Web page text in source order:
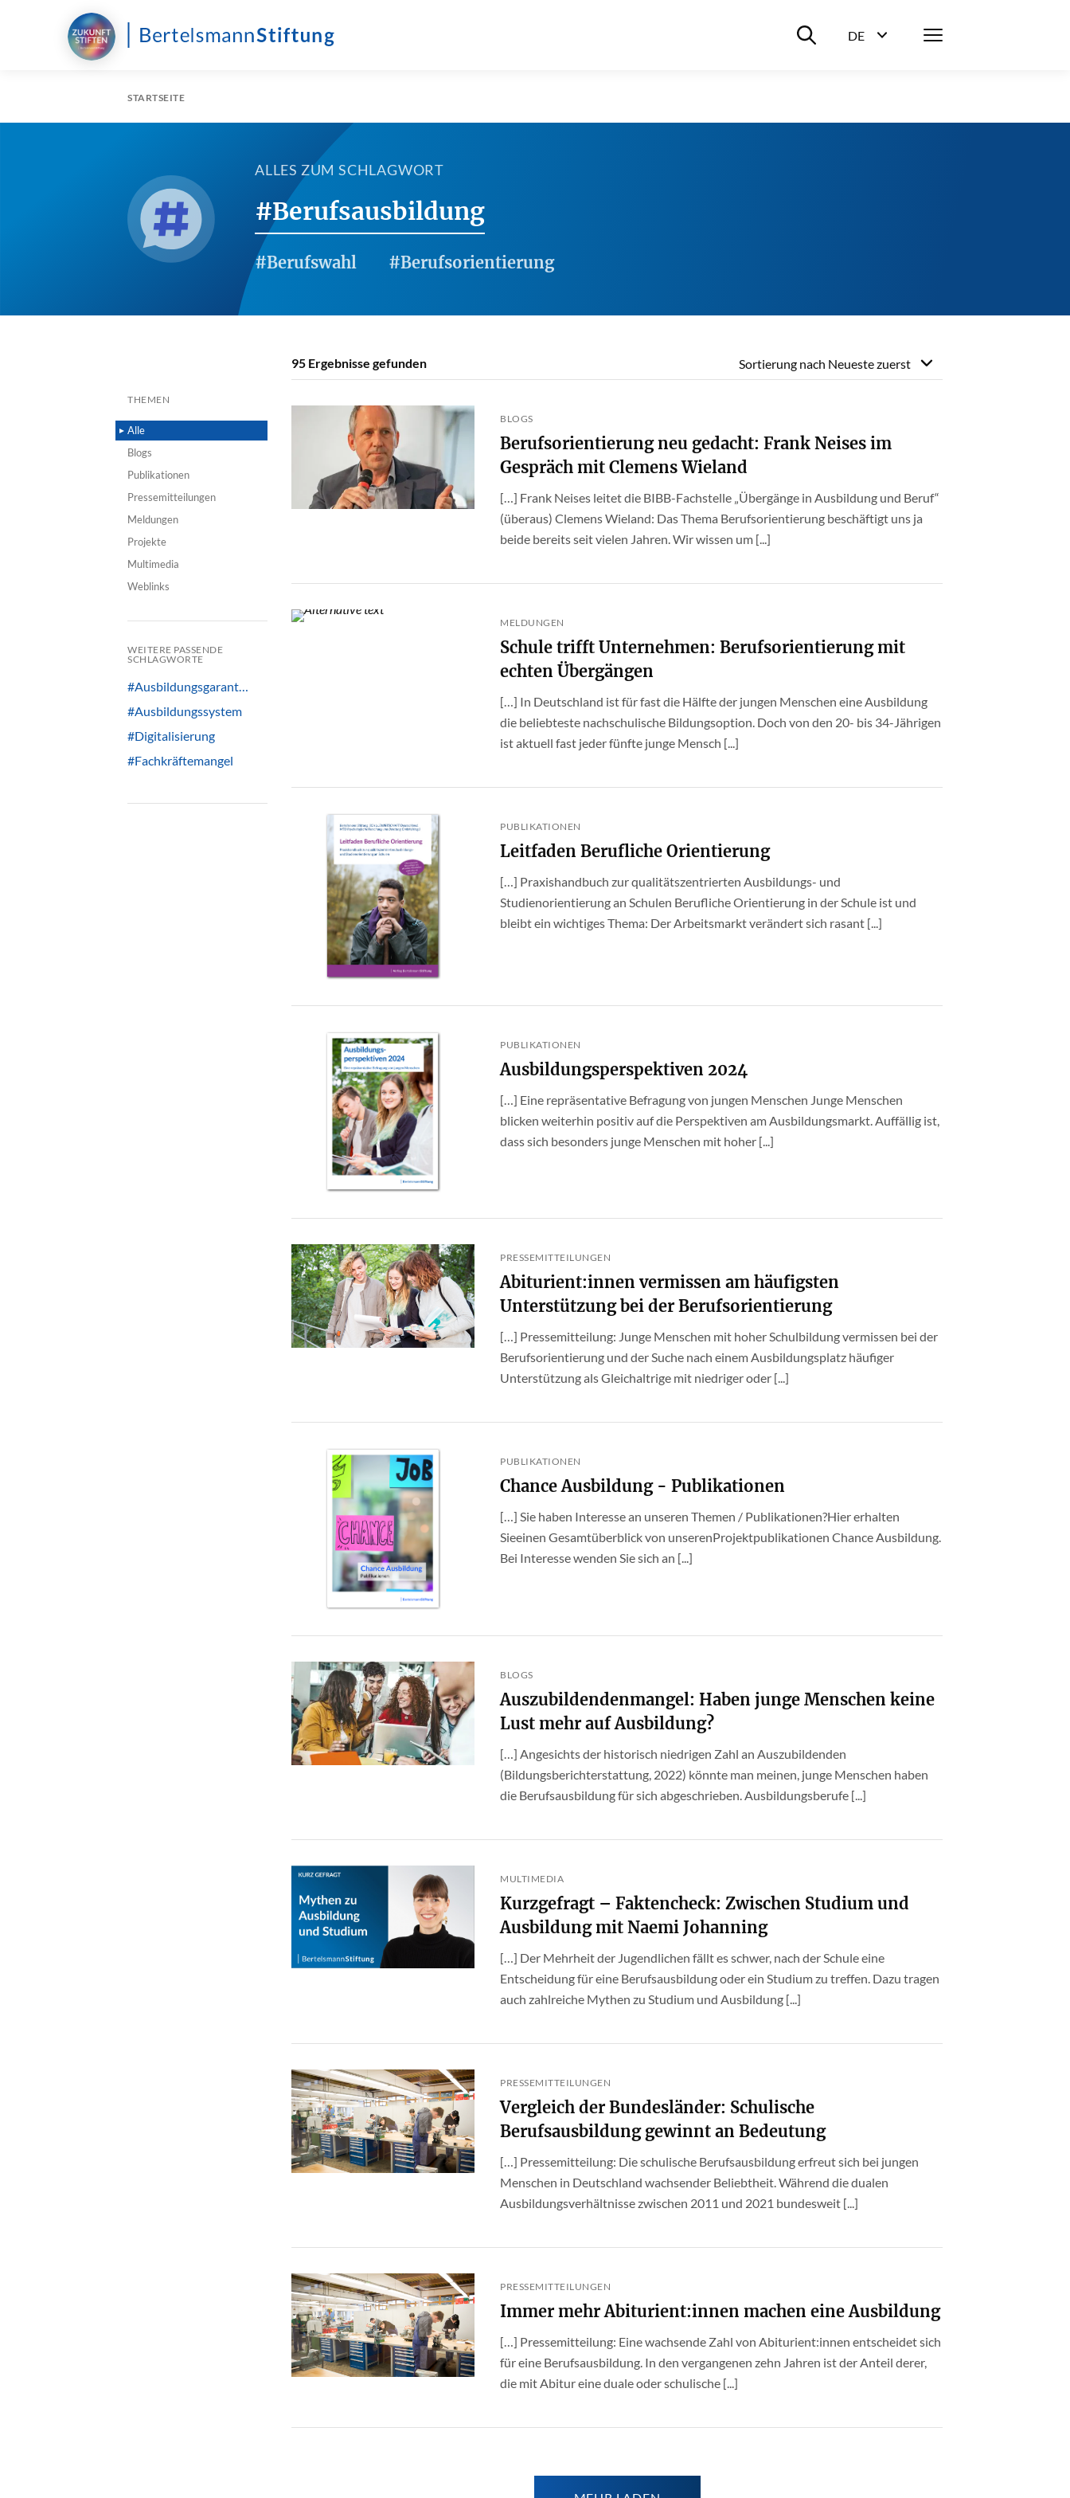
Suche ein-/ausblenden
DE
Menü
STARTSEITE
ALLES ZUM SCHLAGWORT
#Berufsausbildung
#Berufswahl #Berufsorientierung
THEMEN
Alle
Blogs
Publikationen
Pressemitteilungen
Meldungen
Projekte
Multimedia
Weblinks
WEITERE PASSENDE
SCHLAGWORTE
#Ausbildungsgarant…
#Ausbildungssystem
#Digitalisierung
#Fachkräftemangel
95 Ergebnisse gefunden Sortierung nach Neueste zuerst
BLOGS
Berufsorientierung neu gedacht: Frank Neises im
Gespräch mit Clemens Wieland
[…] Frank Neises leitet die BIBB-Fachstelle „Übergänge in Ausbildung und Beruf“
(überaus) Clemens Wieland: Das Thema Berufsorientierung beschäftigt uns ja
beide bereits seit vielen Jahren. Wir wissen um [...]
MELDUNGEN
Schule trifft Unternehmen: Berufsorientierung mit
echten Übergängen
[…] In Deutschland ist für fast die Hälfte der jungen Menschen eine Ausbildung
die beliebteste nachschulische Bildungsoption. Doch von den 20- bis 34-Jährigen
ist aktuell fast jeder fünfte junge Mensch [...]
PUBLIKATIONEN
Leitfaden Berufliche Orientierung
[…] Praxishandbuch zur qualitätszentrierten Ausbildungs- und
Studienorientierung an Schulen Berufliche Orientierung in der Schule ist und
bleibt ein wichtiges Thema: Der Arbeitsmarkt verändert sich rasant [...]
PUBLIKATIONEN
Ausbildungsperspektiven 2024
[…] Eine repräsentative Befragung von jungen Menschen Junge Menschen
blicken weiterhin positiv auf die Perspektiven am Ausbildungsmarkt. Auffällig ist,
dass sich besonders junge Menschen mit hoher [...]
PRESSEMITTEILUNGEN
Abiturient:innen vermissen am häufigsten
Unterstützung bei der Berufsorientierung
[…] Pressemitteilung: Junge Menschen mit hoher Schulbildung vermissen bei der
Berufsorientierung und der Suche nach einem Ausbildungsplatz häufiger
Unterstützung als Gleichaltrige mit niedriger oder [...]
PUBLIKATIONEN
Chance Ausbildung - Publikationen
[…] Sie haben Interesse an unseren Themen / Publikationen?Hier erhalten
Sieeinen Gesamtüberblick von unserenProjektpublikationen Chance Ausbildung.
Bei Interesse wenden Sie sich an [...]
BLOGS
Auszubildendenmangel: Haben junge Menschen keine
Lust mehr auf Ausbildung?
[…] Angesichts der historisch niedrigen Zahl an Auszubildenden
(Bildungsberichterstattung, 2022) könnte man meinen, junge Menschen haben
die Berufsausbildung für sich abgeschrieben. Ausbildungsberufe [...]
MULTIMEDIA
Kurzgefragt – Faktencheck: Zwischen Studium und
Ausbildung mit Naemi Johanning
[…] Der Mehrheit der Jugendlichen fällt es schwer, nach der Schule eine
Entscheidung für eine Berufsausbildung oder ein Studium zu treffen. Dazu tragen
auch zahlreiche Mythen zu Studium und Ausbildung [...]
PRESSEMITTEILUNGEN
Vergleich der Bundesländer: Schulische
Berufsausbildung gewinnt an Bedeutung
[…] Pressemitteilung: Die schulische Berufsausbildung erfreut sich bei jungen
Menschen in Deutschland wachsender Beliebtheit. Während die dualen
Ausbildungsverhältnisse zwischen 2011 und 2021 bundesweit [...]
PRESSEMITTEILUNGEN
Immer mehr Abiturient:innen machen eine Ausbildung
[…] Pressemitteilung: Eine wachsende Zahl von Abiturient:innen entscheidet sich
für eine Berufsausbildung. In den vergangenen zehn Jahren ist der Anteil derer,
die mit Abitur eine duale oder schulische [...]